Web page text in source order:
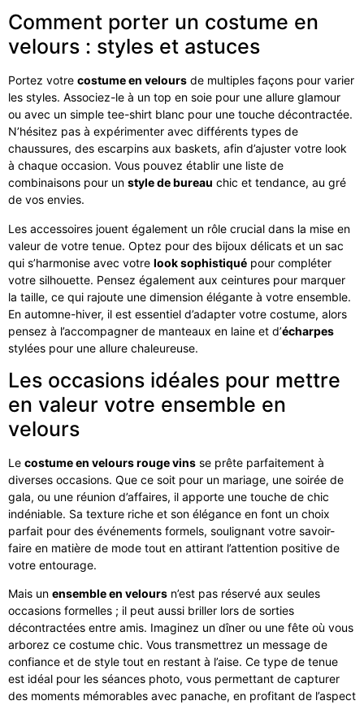
Comment porter un costume en
velours : styles et astuces
Portez votre costume en velours de multiples façons pour varier
les styles. Associez-le à un top en soie pour une allure glamour
ou avec un simple tee-shirt blanc pour une touche décontractée.
N’hésitez pas à expérimenter avec différents types de
chaussures, des escarpins aux baskets, afin d’ajuster votre look
à chaque occasion. Vous pouvez établir une liste de
combinaisons pour un style de bureau chic et tendance, au gré
de vos envies.
Les accessoires jouent également un rôle crucial dans la mise en
valeur de votre tenue. Optez pour des bijoux délicats et un sac
qui s’harmonise avec votre look sophistiqué pour compléter
votre silhouette. Pensez également aux ceintures pour marquer
la taille, ce qui rajoute une dimension élégante à votre ensemble.
En automne-hiver, il est essentiel d’adapter votre costume, alors
pensez à l’accompagner de manteaux en laine et d’écharpes
stylées pour une allure chaleureuse.
Les occasions idéales pour mettre
en valeur votre ensemble en
velours
Le costume en velours rouge vins se prête parfaitement à
diverses occasions. Que ce soit pour un mariage, une soirée de
gala, ou une réunion d’affaires, il apporte une touche de chic
indéniable. Sa texture riche et son élégance en font un choix
parfait pour des événements formels, soulignant votre savoir-
faire en matière de mode tout en attirant l’attention positive de
votre entourage.
Mais un ensemble en velours n’est pas réservé aux seules
occasions formelles ; il peut aussi briller lors de sorties
décontractées entre amis. Imaginez un dîner ou une fête où vous
arborez ce costume chic. Vous transmettrez un message de
confiance et de style tout en restant à l’aise. Ce type de tenue
est idéal pour les séances photo, vous permettant de capturer
des moments mémorables avec panache, en profitant de l’aspect